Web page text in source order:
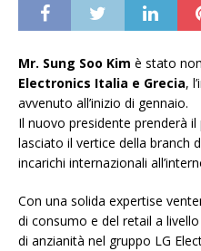
Mr. Sung Soo Kim è stato
Electronics Italia e Grecia,
avvenuto all’inizio di gennaio.
Il nuovo presidente prenderà
lasciato il vertice della branch
incarichi internazionali
Con una solida expertise
di consumo e del retail a
di anzianità nel gruppo LG